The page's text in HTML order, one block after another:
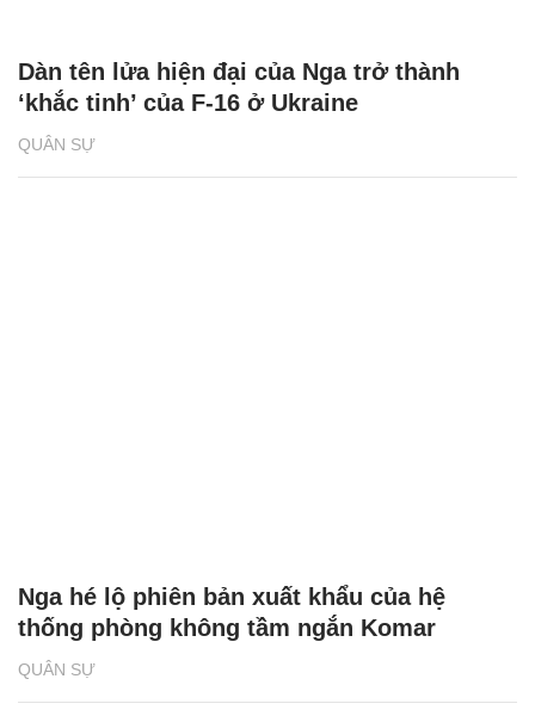
QUÂN SỰ
Dàn tên lửa hiện đại của Nga trở thành
‘khắc tinh’ của F-16 ở Ukraine
QUÂN SỰ
Nga hé lộ phiên bản xuất khẩu của hệ
thống phòng không tầm ngắn Komar